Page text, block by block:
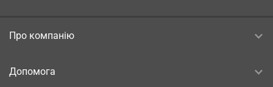
Про компанію
Допомога